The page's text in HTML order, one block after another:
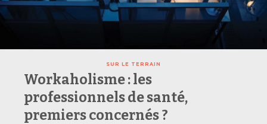
SUR LE TERRAIN
Workaholisme : les
professionnels de santé,
premiers concernés ?